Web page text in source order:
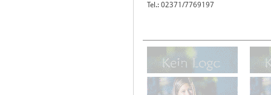
Tel.: 02371/7769197